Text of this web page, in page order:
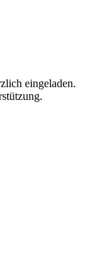
eingeladen.